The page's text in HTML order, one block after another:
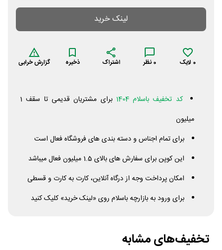
لینک خرید
0 لایک 0 نظر اشتراک ذخیره گزارش خرابی
کد تخفیف باسلام 1404
برای مشتریان قدیمی تا سقف 1
میلیون
برای تمام اجناس و دسته بندی های فروشگاه فعال است
این کوپن برای سفارش های بالای 1.5 میلیون فعال میباشد
امکان پرداخت وجه از درگاه آنلاین، کارت به کارت و قسطی
برای ورود به بازارچه باسلام روی «لینک خرید» کلیک کنید
تخفیف‌های مشابه